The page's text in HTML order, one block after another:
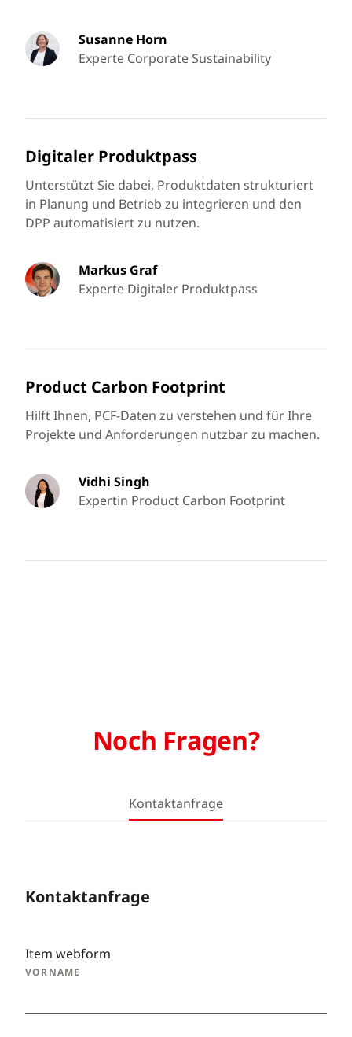
Susanne Horn
Experte Corporate Sustainability
Digitaler Produktpass
Unterstützt Sie dabei, Produktdaten strukturiert
in Planung und Betrieb zu integrieren und den
DPP automatisiert zu nutzen.
Markus Graf
Experte Digitaler Produktpass
Product Carbon Footprint
Hilft Ihnen, PCF-Daten zu verstehen und für Ihre
Projekte und Anforderungen nutzbar zu machen.
Vidhi Singh
Expertin Product Carbon Footprint
Noch Fragen?
Kontaktanfrage
Kontaktanfrage
Item webform
VORNAME